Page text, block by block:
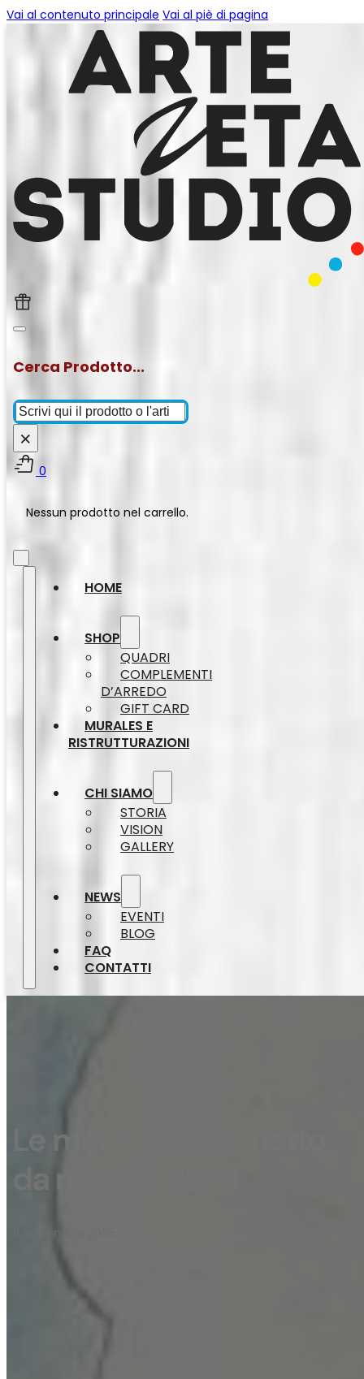
Vai al contenuto principale Vai al piè di pagina
Cerca Prodotto...
Cerca
×
0
Nessun prodotto nel carrello.
HOME
SHOP
QUADRI
COMPLEMENTI
D’ARREDO
GIFT CARD
MURALES E
RISTRUTTURAZIONI
CHI SIAMO
STORIA
VISION
GALLERY
NEWS
EVENTI
BLOG
FAQ
CONTATTI
Le mostre del fumetto
da non perdere!
11 Settembre 2025